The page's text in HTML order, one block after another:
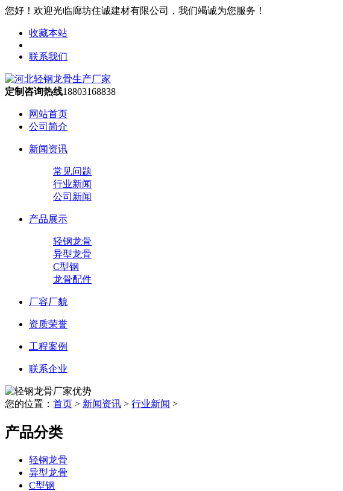
您好！欢迎光临廊坊住诚建材有限公司，我们竭诚为您服务！
收藏本站
联系我们
定制咨询热线18803168838
网站首页
公司简介
新闻资讯
常见问题
行业新闻
公司新闻
产品展示
轻钢龙骨
异型龙骨
C型钢
龙骨配件
厂容厂貌
资质荣誉
工程案例
联系企业
您的位置： 首页 > 新闻资讯 > 行业新闻 >
产品分类
轻钢龙骨
异型龙骨
C型钢